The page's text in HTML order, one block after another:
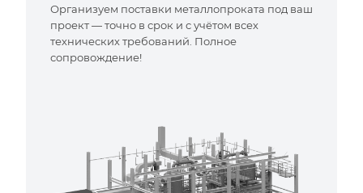
Организуем поставки металлопроката под ваш
проект — точно в срок и с учётом всех
технических требований. Полное
сопровождение!